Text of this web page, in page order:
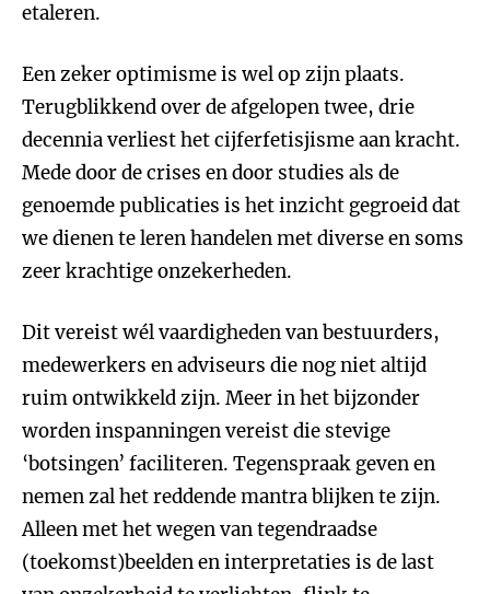
etaleren.
Een zeker optimisme is wel op zijn plaats.
Terugblikkend over de afgelopen twee, drie
decennia verliest het cijferfetisjisme aan kracht.
Mede door de crises en door studies als de
genoemde publicaties is het inzicht gegroeid dat
we dienen te leren handelen met diverse en soms
zeer krachtige onzekerheden.
Dit vereist wél vaardigheden van bestuurders,
medewerkers en adviseurs die nog niet altijd
ruim ontwikkeld zijn. Meer in het bijzonder
worden inspanningen vereist die stevige
‘botsingen’ faciliteren. Tegenspraak geven en
nemen zal het reddende mantra blijken te zijn.
Alleen met het wegen van tegendraadse
(toekomst)beelden en interpretaties is de last